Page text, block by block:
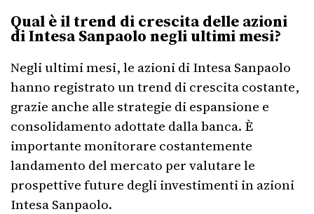
Qual è il trend di crescita delle azioni
di Intesa Sanpaolo negli ultimi mesi?
Negli ultimi mesi, le azioni di Intesa Sanpaolo
hanno registrato un trend di crescita costante,
grazie anche alle strategie di espansione e
consolidamento adottate dalla banca. È
importante monitorare costantemente
landamento del mercato per valutare le
prospettive future degli investimenti in azioni
Intesa Sanpaolo.